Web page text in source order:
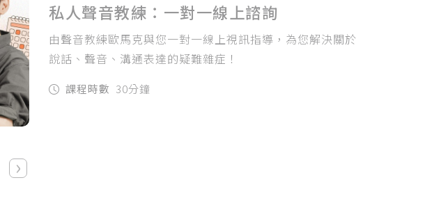
私人聲音教練：一對一線上諮詢
由聲音教練歐馬克與您一對一線上視訊指導，為您解決關於
說話、聲音、溝通表達的疑難雜症！
課程時數 30分鐘
›